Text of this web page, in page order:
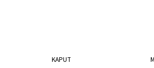
KAPUT